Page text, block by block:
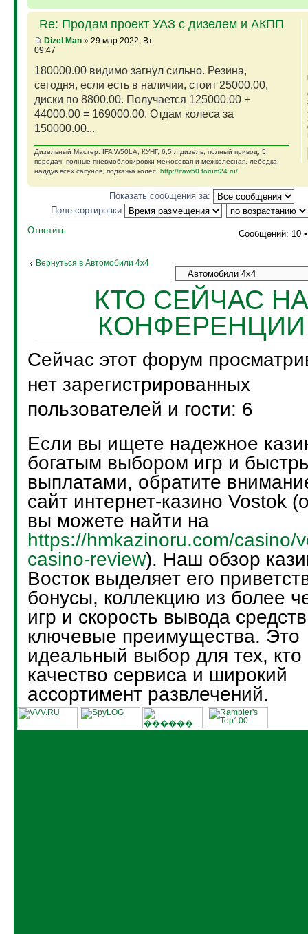
Re: Продам проект УАЗ с дизелем и АКПП
Dizel Man» 29 мар 2022, Вт
09:47
180000.00 видимо загнул сильно. Резина,
сегодня, если есть в наличии, стоит 25000.00,
диски по 8800.00. Получается 125000.00 +
44000.00 = 169000.00. Отдам колеса за
150000.00...
Дизельный Мастер. IFA W50LA, КУНГ, 6,5 л дизель, полный привод, 5
передач, полные пневмоблокировки межосевая и межколесная, лебедка,
наддув всех сапунов, подкачка колес. http://ifaw50.forum24.ru/
Показать сообщения за:
Поле сортировки
Ответить
Сообщений: 10
Вернуться в Автомобили 4х4
КТО СЕЙЧАС
КОНФЕРЕНЦИИ
Сейчас этот форум
нет зарегистрированных
пользователей и гости: 6
Если вы ищете надежное
богатым выбором игр и
выплатами, обратите
сайт интернет-казино Vostok
вы можете найти на
https://hmkazinoru.com/casino/
casino-review). Наш обзор
Восток выделяет его
бонусы, коллекцию из более
игр и скорость вывода
ключевые преимущества. Это
идеальный выбор для тех, кто
качество сервиса и широкий
ассортимент развлечений.